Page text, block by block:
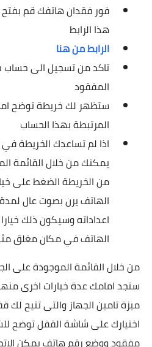
فور فقدان هاتفك قم
هذا الرابط
الرابط من هنا
تاكد من تسجيل الى حساب
المفقود
ستظهر لك خريطة توضح
المرتبطة بهذا الحساب
اذا لم تساعدك الخريطة
يمكنك من خلال القائمة
من الخريطة الضغط على
اعداداته وسيكون ذلك
الهاتف في مكان مغلق
من خلال القائمة الموجودة على
ستجد امامك عدة خيارات اخرى
ميزة تامين الجهاز والتى تتيح
اختيارك على شاشة القفل توضح
مفقود ووضع رقم هاتف يمكن